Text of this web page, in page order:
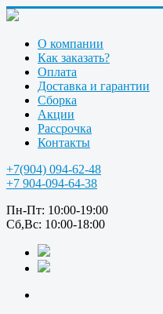
О компании
Как заказать?
Оплата
Доставка и гарантии
Сборка
Акции
Рассрочка
Контакты
+7(904) 094-62-48
+7 904-094-64-38
Пн-Пт: 10:00-19:00
Сб,Вс: 10:00-18:00